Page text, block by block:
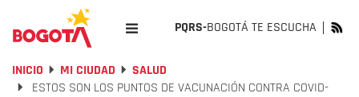
PQRS-BOGOTÁ TE ESCUCHA
INICIO MI CIUDAD
SALUD
ESTOS SON LOS PUNTOS DE VACUNACIÓN CONTRA COVID-